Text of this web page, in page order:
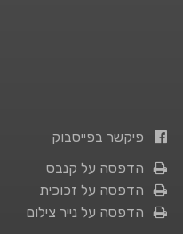
פיקשר בפייסבוק
הדפסה על קנבס
הדפסה על זכוכית
הדפסה על נייר צילום